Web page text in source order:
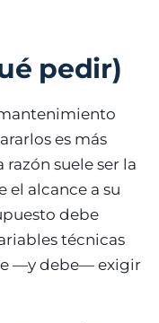
pedir)
es más
suele ser la
el alcance a su
debe
técnicas
—y debe— exigir